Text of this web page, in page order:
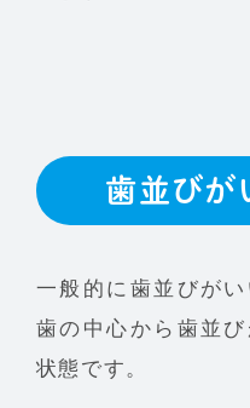
歯並びが
一般的に歯並びが
歯の中心から歯並
状態です。